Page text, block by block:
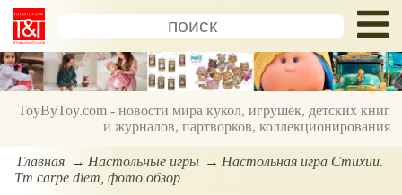
ToyByToy.com - новости мира кукол, игрушек, детских книг
и журналов, партворков, коллекционирования
Главная Настольные игры
Настольная игра Стихии.
Tm carpe diem, фото обзор